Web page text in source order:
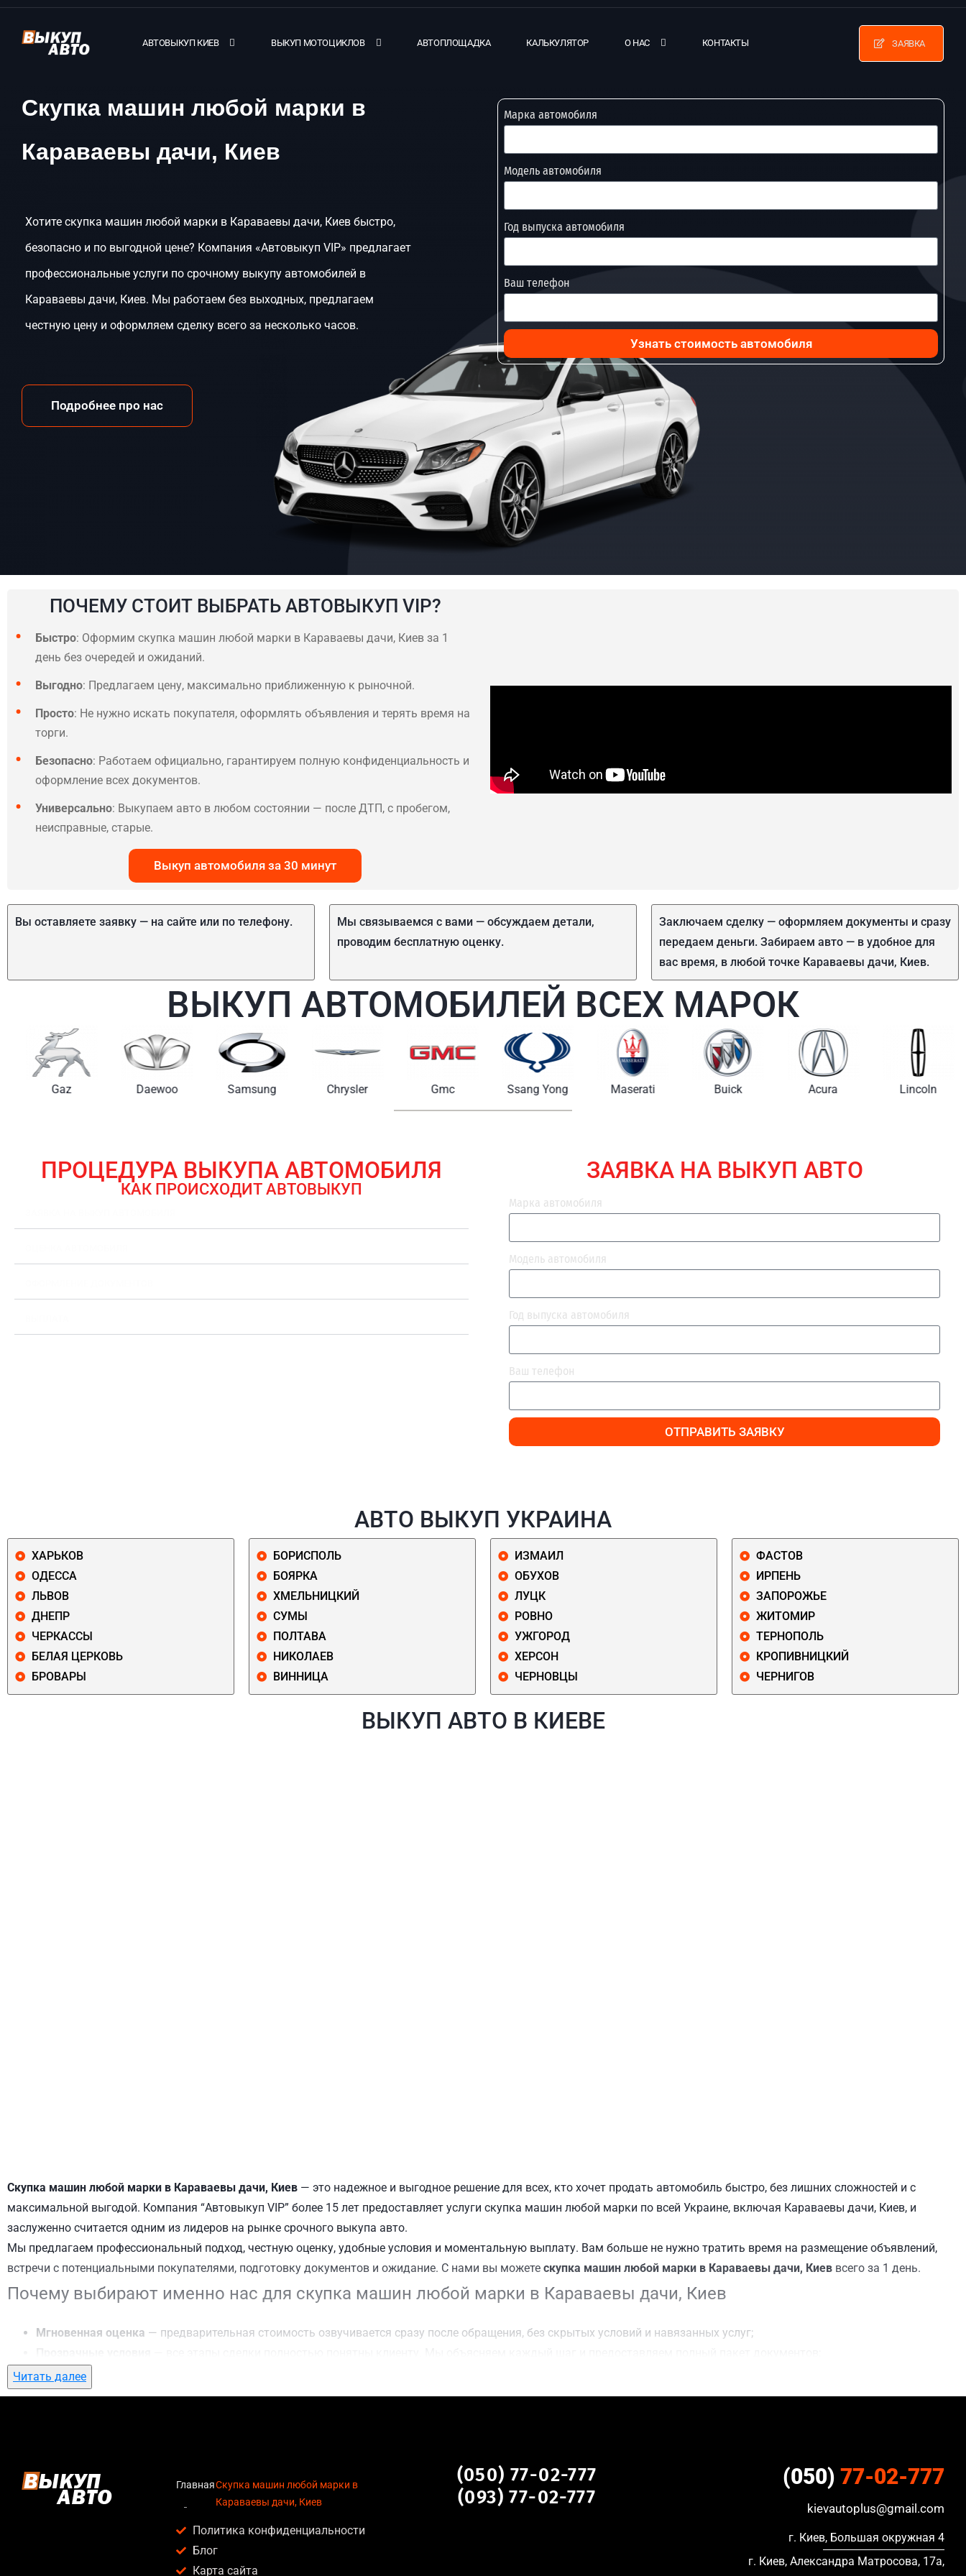
АВТОВЫКУП КИЕВ ВЫКУП МОТОЦИКЛОВ АВТОПЛОЩАДКА КАЛЬКУЛЯТОР О НАС КОНТАКТЫ ЗАЯВКА
Скупка машин любой марки в
Караваевы дачи, Киев
Хотите скупка машин любой марки в Караваевы дачи, Киев быстро,
безопасно и по выгодной цене? Компания «Автовыкуп VIP» предлагает
профессиональные услуги по срочному выкупу автомобилей в
Караваевы дачи, Киев. Мы работаем без выходных, предлагаем
честную цену и оформляем сделку всего за несколько часов.
Подробнее про нас
Марка автомобиля
Модель автомобиля
Год выпуска автомобиля
Ваш телефон
Узнать стоимость автомобиля
ПОЧЕМУ СТОИТ ВЫБРАТЬ АВТОВЫКУП VIP?
Быстро: Оформим скупка машин любой марки в Караваевы дачи, Киев за 1
день без очередей и ожиданий.
Выгодно: Предлагаем цену, максимально приближенную к рыночной.
Просто: Не нужно искать покупателя, оформлять объявления и терять время на
торги.
Безопасно: Работаем официально, гарантируем полную конфиденциальность и
оформление всех документов.
Универсально: Выкупаем авто в любом состоянии — после ДТП, с пробегом,
неисправные, старые.
Выкуп автомобиля за 30 минут
Вы оставляете заявку — на сайте или по телефону.
Мы связываемся с вами — обсуждаем детали,
проводим бесплатную оценку.
Заключаем сделку — оформляем документы и сразу
передаем деньги. Забираем авто — в удобное для
вас время, в любой точке Караваевы дачи, Киев.
ВЫКУП АВТОМОБИЛЕЙ ВСЕХ МАРОК
Gaz Daewoo Samsung Chrysler Gmc Ssang Yong Maserati Buick Acura Lincoln
ПРОЦЕДУРА ВЫКУПА АВТОМОБИЛЯ
КАК ПРОИСХОДИТ АВТОВЫКУП
ЗАЯВКА НА ВЫКУП АВТО
Марка автомобиля
Модель автомобиля
Год выпуска автомобиля
Ваш телефон
ОТПРАВИТЬ ЗАЯВКУ
АВТО ВЫКУП УКРАИНА
ХАРЬКОВ
ОДЕССА
ЛЬВОВ
ДНЕПР
ЧЕРКАССЫ
БЕЛАЯ ЦЕРКОВЬ
БРОВАРЫ
БОРИСПОЛЬ
БОЯРКА
ХМЕЛЬНИЦКИЙ
СУМЫ
ПОЛТАВА
НИКОЛАЕВ
ВИННИЦА
ИЗМАИЛ
ОБУХОВ
ЛУЦК
РОВНО
УЖГОРОД
ХЕРСОН
ЧЕРНОВЦЫ
ФАСТОВ
ИРПЕНЬ
ЗАПОРОЖЬЕ
ЖИТОМИР
ТЕРНОПОЛЬ
КРОПИВНИЦКИЙ
ЧЕРНИГОВ
ВЫКУП АВТО В КИЕВЕ
Скупка машин любой марки в Караваевы дачи, Киев — это надежное и выгодное решение для всех, кто хочет продать автомобиль быстро, без лишних сложностей и с
максимальной выгодой. Компания “Автовыкуп VIP” более 15 лет предоставляет услуги скупка машин любой марки по всей Украине, включая Караваевы дачи, Киев, и
заслуженно считается одним из лидеров на рынке срочного выкупа авто.
Мы предлагаем профессиональный подход, честную оценку, удобные условия и моментальную выплату. Вам больше не нужно тратить время на размещение объявлений,
встречи с потенциальными покупателями, подготовку документов и ожидание. С нами вы можете скупка машин любой марки в Караваевы дачи, Киев всего за 1 день.
Почему выбирают именно нас для скупка машин любой марки в Караваевы дачи, Киев
Мгновенная оценка — предварительная стоимость озвучивается сразу после обращения, без скрытых условий и навязанных услуг;
Гибкий подход
Честные цены— предлагаем до 95% от рыночной стоимости даже за авто после аварии или с пробегом;
Кому подойдет скупка машин любой марки в Караваевы дачи, Киев
Услуга скупка машин любой марки в Караваевы дачи, Киев актуальна для:
Владельцев автомобилей после аварии, когда восстановление экономически нецелесообразно;
Читать далее
ГлавнаяСкупка машин любой марки в
Караваевы дачи, Киев
Политика конфиденциальности
Блог
Карта сайта
(050) 77-02-777
(093) 77-02-777
(050) 77-02-777
kievautoplus@gmail.com
г. Киев, Большая окружная 4
г. Киев, Александра Матросова, 17а,